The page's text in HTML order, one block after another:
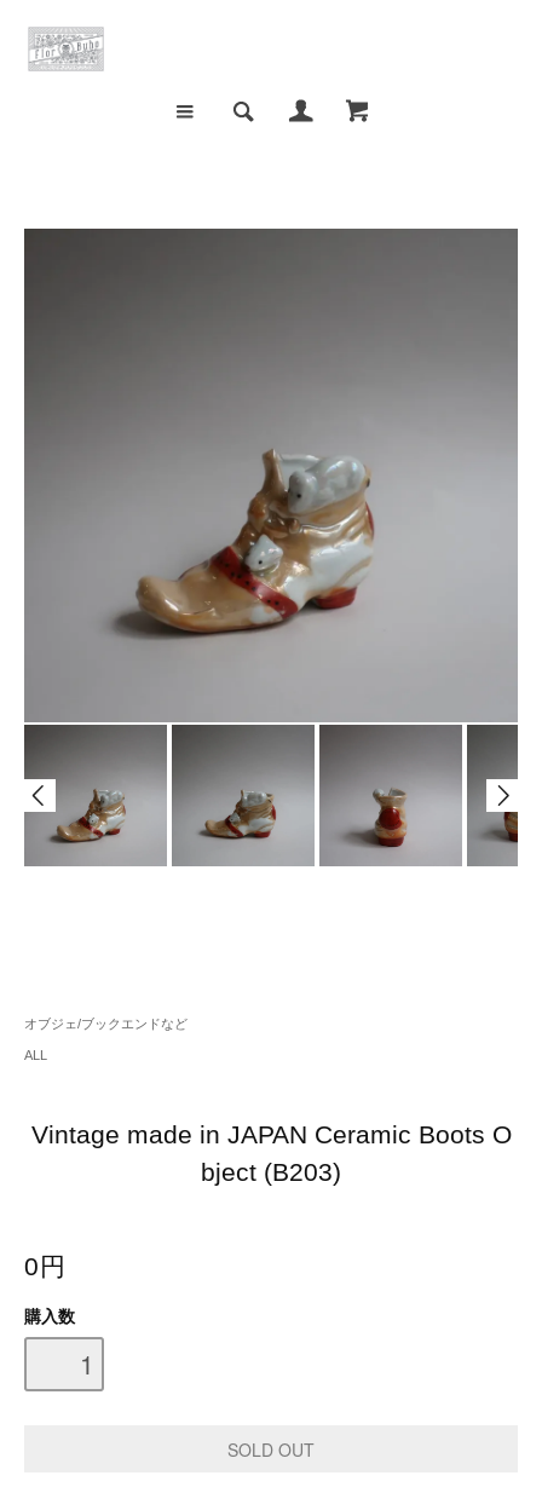
オブジェ/ブックエンドなど
ALL
Vintage made in JAPAN Ceramic Boots O
bject (B203)
0円
購入数